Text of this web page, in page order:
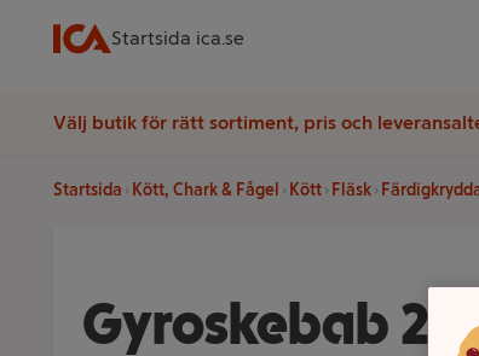
Startsida ica.se
Välj butik för rätt sortiment, pris och
Startsida Kött, Chark & Fågel Kött Fläsk
Gyroskebab